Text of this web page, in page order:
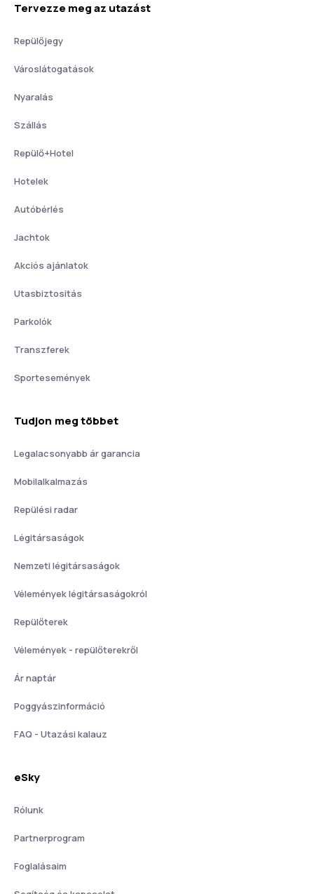
Tervezze meg az utazást
Repülőjegy
Városlátogatások
Nyaralás
Szállás
Repülő+Hotel
Hotelek
Autóbérlés
Jachtok
Akciós ajánlatok
Utasbiztositás
Parkolók
Transzferek
Sportesemények
Tudjon meg többet
Legalacsonyabb ár garancia
Mobilalkalmazás
Repülési radar
Légitársaságok
Nemzeti légitársaságok
Vélemények légitársaságokról
Repülőterek
Vélemények - repülőterekről
Ár naptár
Poggyászinformáció
FAQ - Utazási kalauz
eSky
Rólunk
Partnerprogram
Foglalásaim